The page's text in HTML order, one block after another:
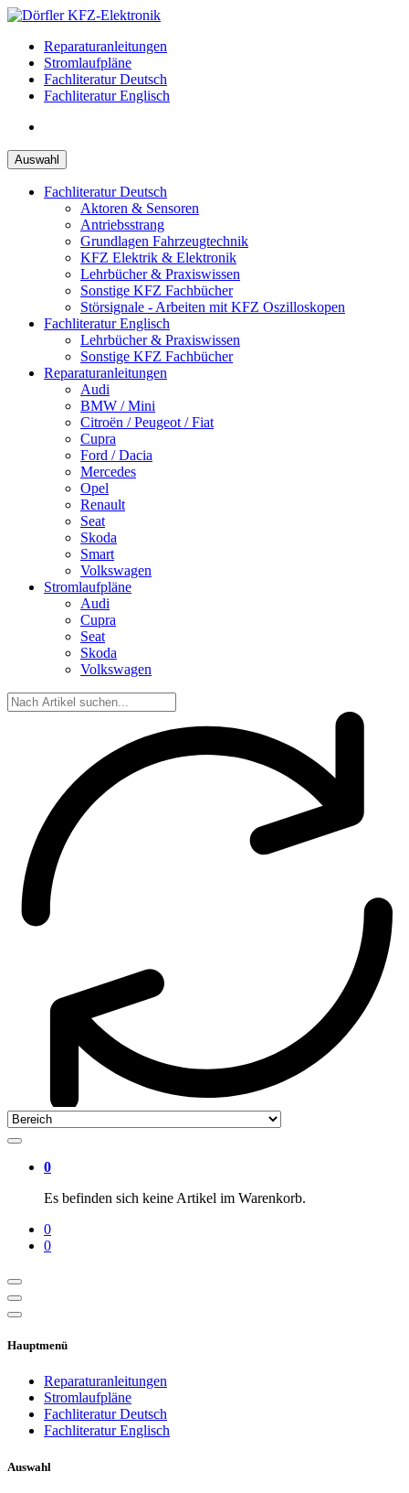
Zum
springenReparaturanleitungen
Stromlaufpläne
Fachliteratur Deutsch
Fachliteratur Englisch
Auswahl
Fachliteratur Deutsch
Aktoren & Sensoren
Antriebsstrang
Grundlagen Fahrzeugtechnik
KFZ Elektrik & Elektronik
Lehrbücher & Praxiswissen
Sonstige KFZ Fachbücher
Störsignale - Arbeiten mit KFZ Oszilloskopen
Fachliteratur Englisch
Lehrbücher & Praxiswissen
Sonstige KFZ Fachbücher
Reparaturanleitungen
Audi
BMW / Mini
Citroën / Peugeot / Fiat
Cupra
Ford / Dacia
Mercedes
Opel
Renault
Seat
Skoda
Smart
Volkswagen
Stromlaufpläne
Audi
Cupra
Seat
Skoda
Volkswagen
0
Es befinden sich keine Artikel im Warenkorb.
0
0
Hauptmenü
Reparaturanleitungen
Stromlaufpläne
Fachliteratur Deutsch
Fachliteratur Englisch
Auswahl